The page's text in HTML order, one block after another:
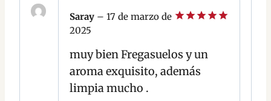
Saray – 17 de marzo de
2025
muy bien Fregasuelos y un
aroma exquisito, además
limpia mucho .